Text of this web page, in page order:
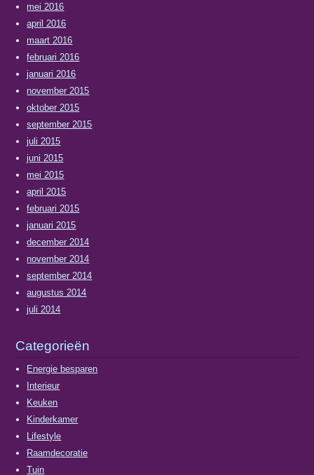
mei 2016
april 2016
maart 2016
februari 2016
januari 2016
november 2015
oktober 2015
september 2015
juli 2015
juni 2015
mei 2015
april 2015
februari 2015
januari 2015
december 2014
november 2014
september 2014
augustus 2014
juli 2014
Categorieën
Energie besparen
Interieur
Keuken
Kinderkamer
Lifestyle
Raamdecoratie
Tuin